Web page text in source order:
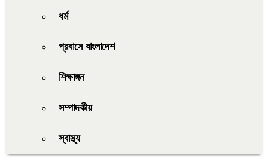
ধর্ম
প্রবাসে বাংলাদেশ
শিক্ষাঙ্গন
সম্পাদকীয়
স্বাস্থ্য